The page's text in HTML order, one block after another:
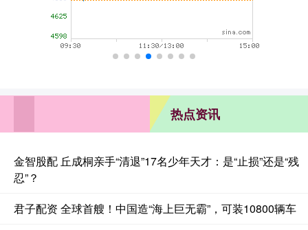
热点资讯
金智股配 丘成桐亲手“清退”17名少年天才：是“止损”还是“残
忍”？
君子配资 全球首艘！中国造“海上巨无霸”，可装10800辆车